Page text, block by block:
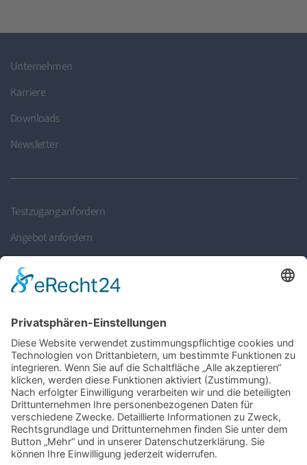
Unternehmen
Karriere
Downloads
Newsletter
Testzugang anfordern
Angebot anfordern
Rückruf anfordern
Partner finden
Partner werden
Jetzt bewerben
Suche
Login
Impressum